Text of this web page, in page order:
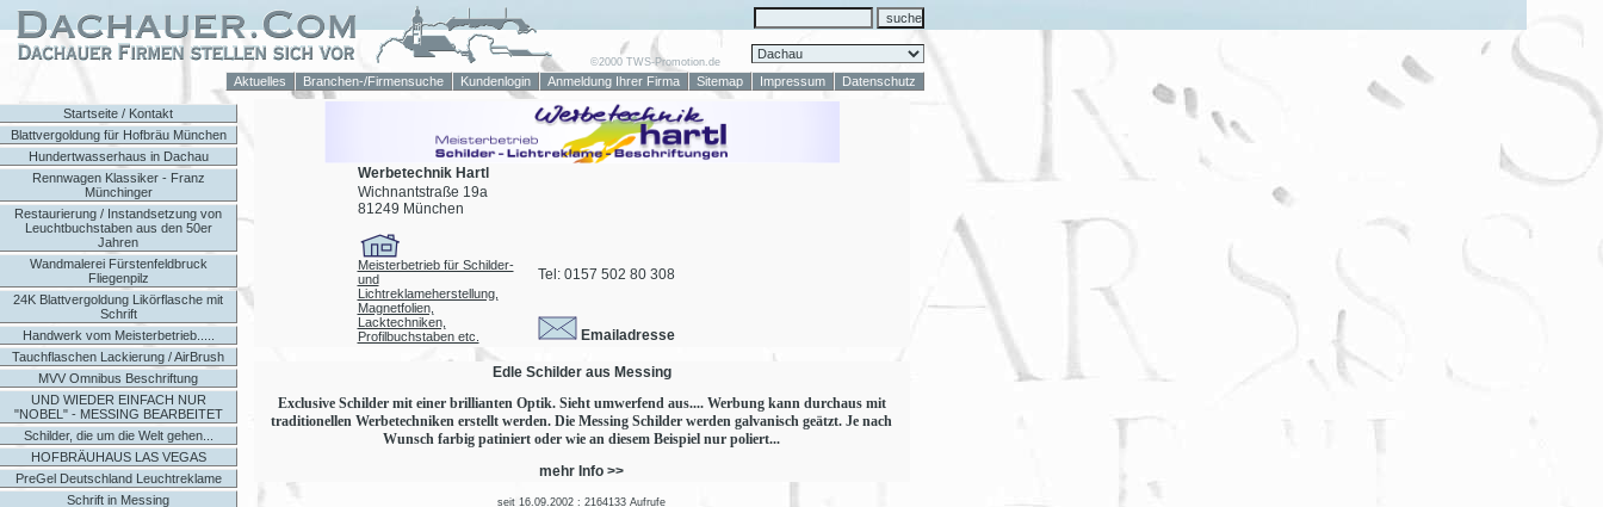
©2000 TWS-Promotion.de
Aktuelles Branchen-/Firmensuche Kundenlogin Anmeldung Ihrer Firma Sitemap Impressum Datenschutz
Startseite / Kontakt
Blattvergoldung für Hofbräu München
Hundertwasserhaus in Dachau
Rennwagen Klassiker - Franz
Münchinger
Restaurierung / Instandsetzung von
Leuchtbuchstaben aus den 50er
Jahren
Wandmalerei Fürstenfeldbruck
Fliegenpilz
24K Blattvergoldung Likörflasche mit
Schrift
Handwerk vom Meisterbetrieb.....
Tauchflaschen Lackierung / AirBrush
MVV Omnibus Beschriftung
UND WIEDER EINFACH NUR
"NOBEL" - MESSING BEARBEITET
Schilder, die um die Welt gehen...
HOFBRÄUHAUS LAS VEGAS
PreGel Deutschland Leuchtreklame
Schrift in Messing
Werbetechnik Hartl
Wichnantstraße 19a
81249 München
Meisterbetrieb für Schilder-
und
Lichtreklameherstellung,
Magnetfolien,
Lacktechniken,
Profilbuchstaben etc.
Tel: 0157 502 80 308
Emailadresse
Edle Schilder aus Messing
Exclusive Schilder mit einer brillianten Optik. Sieht umwerfend aus.... Werbung kann durchaus mit
traditionellen Werbetechniken erstellt werden. Die Messing Schilder werden galvanisch geätzt. Je nach
Wunsch farbig patiniert oder wie an diesem Beispiel nur poliert...
mehr Info >>
seit 16.09.2002 : 2164133 Aufrufe